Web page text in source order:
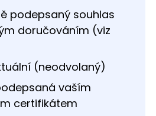
podepsaný souhlas
doručováním (viz
(neodvolaný)
vaším
certifikátem